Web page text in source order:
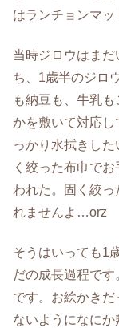
はランチョンマッ
当時ジロウはま
ち、1歳半のジロ
も納豆も、牛乳
かを敷いて対応し
っかり水拭きし
く絞った布巾で
われた。固く絞
れませんよ…orz
そうはいっても1
だの成長過程で
です。お絵かき
ないようになに